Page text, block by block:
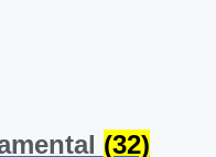
(32)